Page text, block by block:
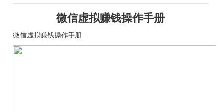
微信虚拟赚钱操作手册
微信虚拟赚钱操作手册